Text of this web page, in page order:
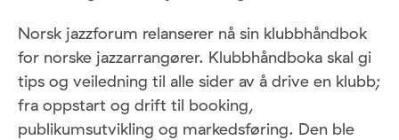
Norsk jazzforum relanserer nå sin klubbhåndbok
for norske jazzarrangører. Klubbhåndboka skal gi
tips og veiledning til alle sider av å drive en klubb;
fra oppstart og drift til booking,
publikumsutvikling og markedsføring. Den ble